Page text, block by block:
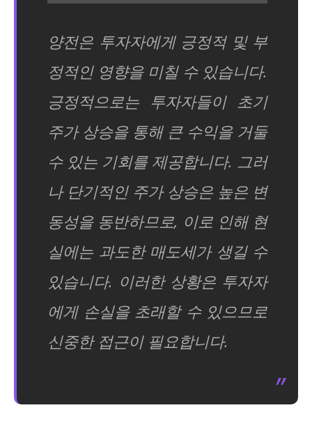
양전은 투자자에게 긍정적 및 부
정적인 영향을 미칠 수 있습니다.
긍정적으로는 투자자들이 초기
주가 상승을 통해 큰 수익을 거둘
수 있는 기회를 제공합니다. 그러
나 단기적인 주가 상승은 높은 변
동성을 동반하므로, 이로 인해 현
실에는 과도한 매도세가 생길 수
있습니다. 이러한 상황은 투자자
에게 손실을 초래할 수 있으므로
신중한 접근이 필요합니다.